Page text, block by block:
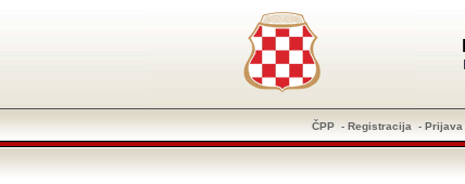
ČPP - Registracija - Prijava